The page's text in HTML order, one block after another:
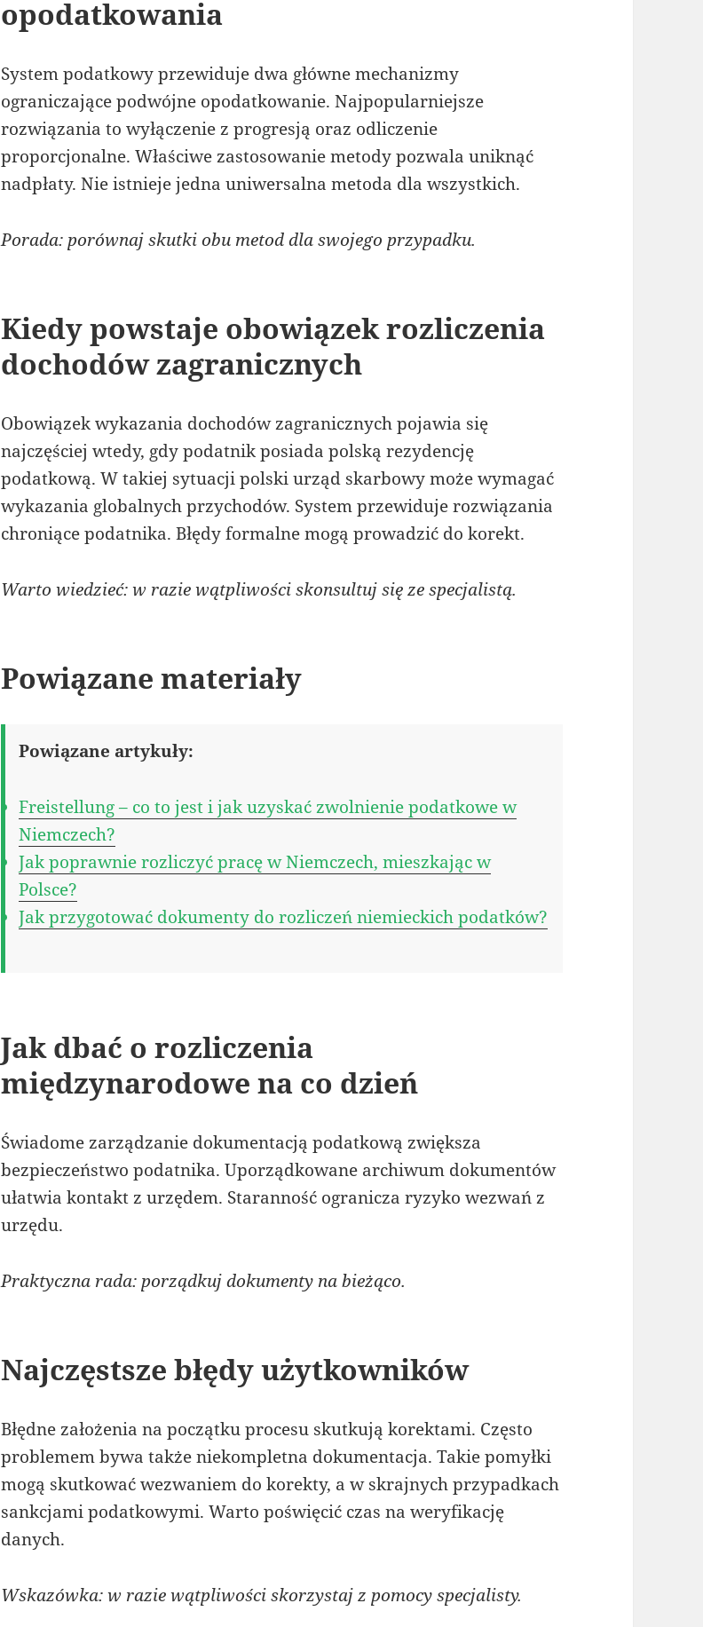
opodatkowania
System podatkowy przewiduje dwa główne mechanizmy
ograniczające podwójne opodatkowanie. Najpopularniejsze
rozwiązania to wyłączenie z progresją oraz odliczenie
proporcjonalne. Właściwe zastosowanie metody pozwala uniknąć
nadpłaty. Nie istnieje jedna uniwersalna metoda dla wszystkich.
Porada: porównaj skutki obu metod dla swojego przypadku.
Kiedy powstaje obowiązek rozliczenia
dochodów zagranicznych
Obowiązek wykazania dochodów zagranicznych pojawia się
najczęściej wtedy, gdy podatnik posiada polską rezydencję
podatkową. W takiej sytuacji polski urząd skarbowy może wymagać
wykazania globalnych przychodów. System przewiduje rozwiązania
chroniące podatnika. Błędy formalne mogą prowadzić do korekt.
Warto wiedzieć: w razie wątpliwości skonsultuj się ze specjalistą.
Powiązane materiały
Powiązane artykuły:
Freistellung – co to jest i jak uzyskać zwolnienie podatkowe w
Niemczech?
Jak poprawnie rozliczyć pracę w Niemczech, mieszkając w
Polsce?
Jak przygotować dokumenty do rozliczeń niemieckich podatków?
Jak dbać o rozliczenia
międzynarodowe na co dzień
Świadome zarządzanie dokumentacją podatkową zwiększa
bezpieczeństwo podatnika. Uporządkowane archiwum dokumentów
ułatwia kontakt z urzędem. Staranność ogranicza ryzyko wezwań z
urzędu.
Praktyczna rada: porządkuj dokumenty na bieżąco.
Najczęstsze błędy użytkowników
Błędne założenia na początku procesu skutkują korektami. Często
problemem bywa także niekompletna dokumentacja. Takie pomyłki
mogą skutkować wezwaniem do korekty, a w skrajnych przypadkach
sankcjami podatkowymi. Warto poświęcić czas na weryfikację
danych.
Wskazówka: w razie wątpliwości skorzystaj z pomocy specjalisty.